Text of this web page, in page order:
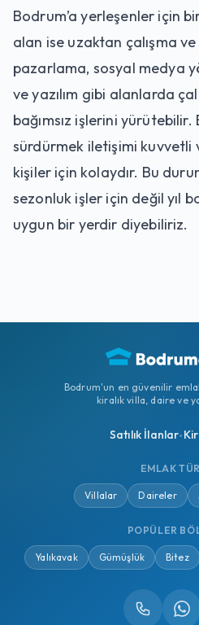
Bodrum’a yerleşenler için
alan ise uzaktan çalışma
pazarlama, sosyal medya
ve yazılım gibi alanlarda
bağımsız işlerini yürütebilir.
sürdürmek iletişimi kuvvetli
kişiler için kolaydır. Bu
sezonluk işler için değil yıl
uygun bir yerdir diyebiliriz.
Bodrum'un en güvenilir
kiralık villa, daire ve
Satılık İlanlar•
EMLAK
Villalar Daireler
POPÜLER
Yalıkavak Gümüşlük Bitez